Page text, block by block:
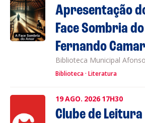
Apresentação
Face Sombria
Fernando
Biblioteca Municipal
Biblioteca Literatura
19AGO. 2026 17H30
Clube de